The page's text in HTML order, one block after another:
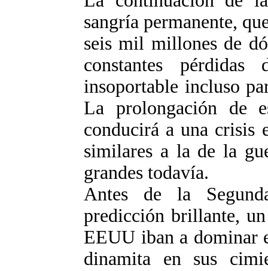
sangría permanente,
seis mil millones de
constantes
insoportable incluso
La prolongación de
conducirá a una crisis
similares a la de la
grandes todavía.
Antes de la
predicción brillante,
EEUU iban a dominar
dinamita en sus